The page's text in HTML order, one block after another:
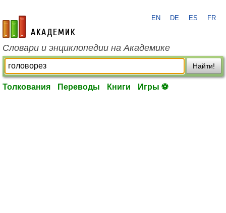
academic.ru
EN DE ES FR
Словари и энциклопедии на Академике
Найти!
Толкования Переводы Книги Игры ⚽